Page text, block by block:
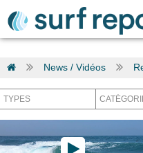
News / Vidéos